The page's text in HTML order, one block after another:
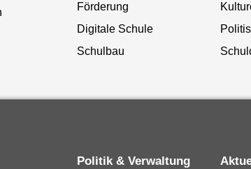
Förderung
Digitale Schule
Schulbau
Politik & Verwaltung